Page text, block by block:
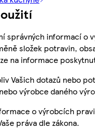
správných informací o
složek potravin,
na informace
Vašich dotazů nebo
výrobce daného
o výrobcích
práva dle zákona.